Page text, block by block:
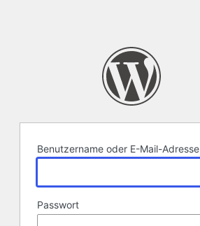
Benutzername oder E-Mail-Adresse
Passwort